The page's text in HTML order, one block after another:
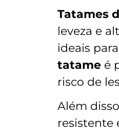
Tatames
leveza e
ideais para
tatame é
risco de
Além
resistente